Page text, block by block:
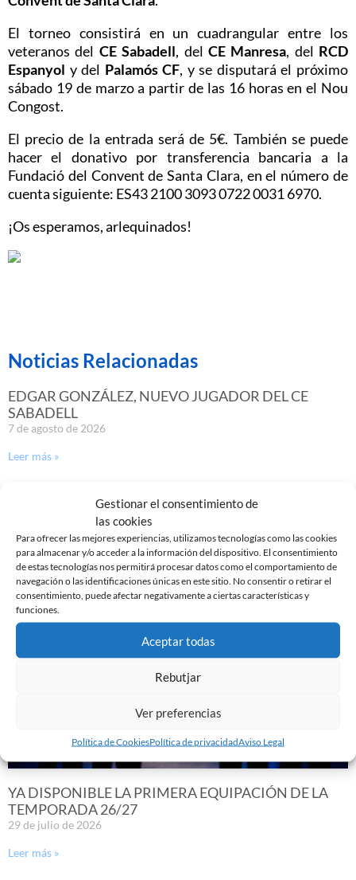
Gestionar el consentimiento de
las cookies
Para ofrecer las mejores experiencias, utilizamos tecnologías como las cookies
para almacenar y/o acceder a la información del dispositivo. El consentimiento
de estas tecnologías nos permitirá procesar datos como el comportamiento de
navegación o las identificaciones únicas en este sitio. No consentir o retirar el
consentimiento, puede afectar negativamente a ciertas características y
funciones.
Aceptar todas
Rebutjar
Ver preferencias
Política de CookiesPolítica de privacidadAviso Legal
El torneo consistirá en un cuadrangular entre los
veteranos del CE Sabadell, del CE Manresa, del RCD
Espanyol y del Palamós CF, y se disputará el próximo
sábado 19 de marzo a partir de las 16 horas en el Nou
Congost.
El precio de la entrada será de 5€. También se puede
hacer el donativo por transferencia bancaria a la
Fundació del Convent de Santa Clara, en el número de
cuenta siguiente: ES43 2100 3093 0722 0031 6970.
¡Os esperamos, arlequinados!
Noticias Relacionadas
EDGAR GONZÁLEZ, NUEVO JUGADOR DEL CE
SABADELL
7 de agosto de 2026
Leer más »
GASTÓN VALLES, NUEVO JUGADOR DEL CE
30 de julio de 2026
Leer más »
YA DISPONIBLE LA PRIMERA EQUIPACIÓN DE LA
TEMPORADA 26/27
29 de julio de 2026
Leer más »